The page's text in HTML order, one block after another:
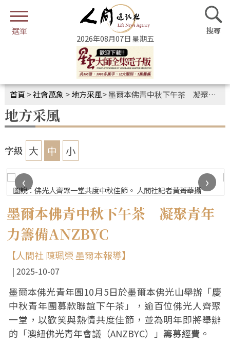
2026年08月07日 星期五
首頁 >社會萬象 >地方采風>墨爾本佛青中秋下午茶 凝聚青年力籌備ANZBYC
地方采風
字級 大 中 小
圖說：佛光人齊聚一堂共度中秋佳節。 人間社記者黃菁華攝
‹
›
墨爾本佛青中秋下午茶 凝聚青年
力籌備ANZBYC
【人間社 陳珮榮 墨爾本報導】
2025-10-07
墨爾本佛光青年團10月5日於墨爾本佛光山舉辦「慶
中秋青年團募款聯誼下午茶」，逾百位佛光人齊聚
一堂，以歡笑與熱情共度佳節，並為明年即將舉辦
的「澳紐佛光青年會議（ANZBYC）」籌募經費。